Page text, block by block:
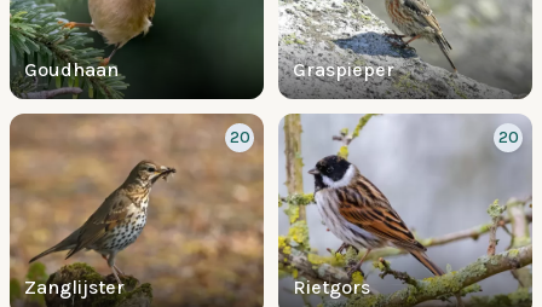
Goudhaan Graspieper
Zanglijster
20
Rietgors
20